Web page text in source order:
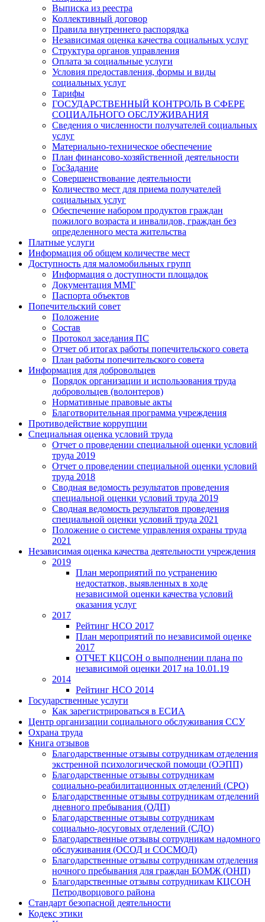
Выписка из реестра
Коллективный договор
Правила внутреннего распорядка
Независимая оценка качества социальных услуг
Структура органов управления
Оплата за социальные услуги
Условия предоставления, формы и виды
социальных услуг
Тарифы
ГОСУДАРСТВЕННЫЙ КОНТРОЛЬ В СФЕРЕ
СОЦИАЛЬНОГО ОБСЛУЖИВАНИЯ
Сведения о численности получателей социальных
услуг
Материально-техническое обеспечение
План финансово-хозяйственной деятельности
ГосЗадание
Совершенствование деятельности
Количество мест для приема получателей
социальных услуг
Обеспечение набором продуктов граждан
пожилого возраста и инвалидов, граждан без
определенного места жительства
Платные услуги
Информация об общем количестве мест
Доступность для маломобильных групп
Информация о доступности площадок
Документация ММГ
Паспорта объектов
Попечительский совет
Положение
Состав
Протокол заседания ПС
Отчет об итогах работы попечительского совета
План работы попечительского совета
Информация для добровольцев
Порядок организации и использования труда
добровольцев (волонтеров)
Нормативные правовые акты
Благотворительная программа учреждения
Противодействие коррупции
Специальная оценка условий труда
Отчет о проведении специальной оценки условий
труда 2019
Отчет о проведении специальной оценки условий
труда 2018
Сводная ведомость результатов проведения
специальной оценки условий труда 2019
Сводная ведомость результатов проведения
специальной оценки условий труда 2021
Положение о системе управления охраны труда
2021
Независимая оценка качества деятельности учреждения
2019
План мероприятий по устранению
недостатков, выявленных в ходе
независимой оценки качества условий
оказания услуг
2017
Рейтинг НСО 2017
План мероприятий по независимой оценке
2017
ОТЧЕТ КЦСОН о выполнении плана по
независимой оценки 2017 на 10.01.19
2014
Рейтинг НСО 2014
Государственные услуги
Как зарегистрироваться в ЕСИА
Центр организации социального обслуживания ССУ
Охрана труда
Книга отзывов
Благодарственные отзывы сотрудникам отделения
экстренной психологической помощи (ОЭПП)
Благодарственные отзывы сотрудникам
социально-реабилитационных отделений (СРО)
Благодарственные отзывы сотрудникам отделений
дневного пребывания (ОДП)
Благодарственные отзывы сотрудникам
социально-досуговых отделений (СДО)
Благодарственные отзывы сотрудникам надомного
обслуживания (ОСОД и СОСМОД)
Благодарственные отзывы сотрудникам отделения
ночного пребывания для граждан БОМЖ (ОНП)
Благодарственные отзывы сотрудникам КЦСОН
Петродворцового района
Стандарт безопасной деятельности
Кодекс этики